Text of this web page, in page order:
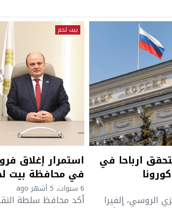
ارباحا في
الروسي، إلفيرا
بيت لحم
استمرار إغلاق
في محافظة بيت
6 سنوات، 5 أشهر ago
أكد محافظ سلطة